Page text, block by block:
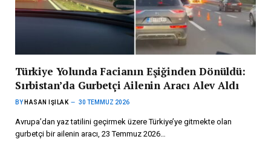
Türkiye Yolunda Facianın Eşiğinden Dönüldü:
Sırbistan’da Gurbetçi Ailenin Aracı Alev Aldı
BY HASAN IŞILAK 30 TEMMUZ 2026
Avrupa’dan yaz tatilini geçirmek üzere Türkiye’ye gitmekte olan
gurbetçi bir ailenin aracı, 23 Temmuz 2026…